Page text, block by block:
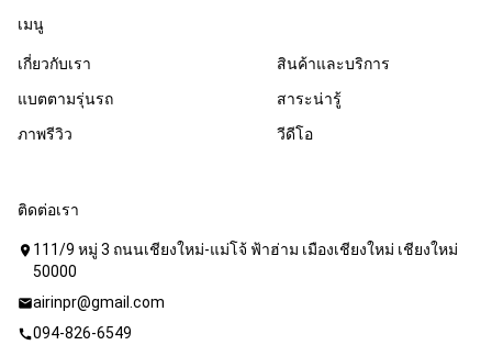
เมนู
เกี่ยวกับเรา
สินค้าและบริการ
แบตตามรุ่นรถ
สาระน่ารู้
ภาพรีวิว
วีดีโอ
ติดต่อเรา
location_on 111/9 หมู่ 3 ถนนเชียงใหม่-แม่โจ้ ฟ้าฮ่าม เมืองเชียงใหม่ เชียงใหม่
50000
mailairinpr@gmail.com
call094-826-6549